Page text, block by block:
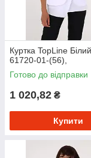
Куртка TopLine
61720-01-(56),
Готово до відправки
1 020,82 ₴
Купити